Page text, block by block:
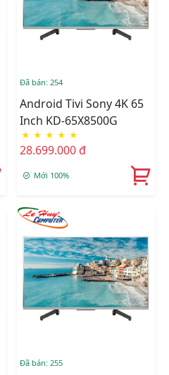
Đã bán: 254
Android Tivi Sony 4K 65
Inch KD-65X8500G
★ ★ ★ ★ ★
28.699.000 đ
Mới 100%
Đã bán: 255